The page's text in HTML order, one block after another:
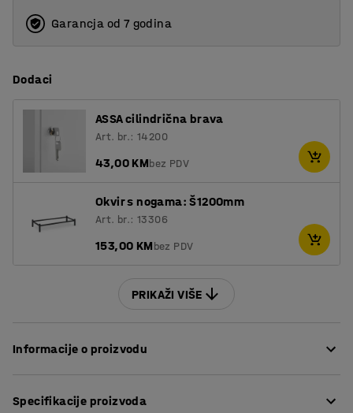
Garancja od 7 godina
Dodaci
ASSA cilindrična brava
Art. br.: 14200
43,00 KMbez PDV
Okvir s nogama: Š1200mm
Art. br.: 13306
153,00 KMbez PDV
PRIKAŽI VIŠE
Informacije o proizvodu
otmjenost bilo kojem okruženju. Zaobljena vrata s
Specifikacije proizvoda